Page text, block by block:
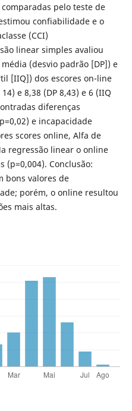
pelo teste de
confiabilidade e o
(CCI)
linear simples avaliou
(desvio padrão [DP]) e
[IIQ]) dos escores on-line
e 8,38 (DP 8,43) e 6 (IIQ
diferenças
e incapacidade
scores online, Alfa de
regressão linear o online
(p=0,004). Conclusão:
bons valores de
porém, o online resultou
mais altas.